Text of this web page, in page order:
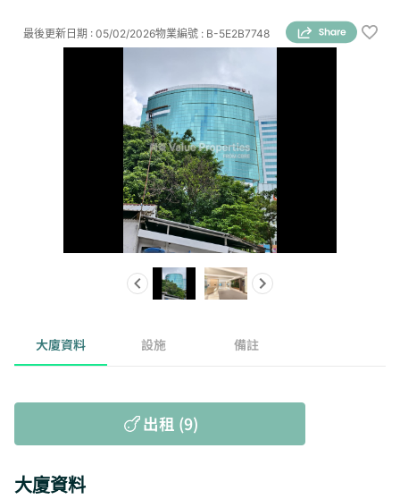
物業編號 : B-5E2B7748
最後更新日期 : 05/02/2026
大廈資料 設施 備註
出租 (9)
大廈資料